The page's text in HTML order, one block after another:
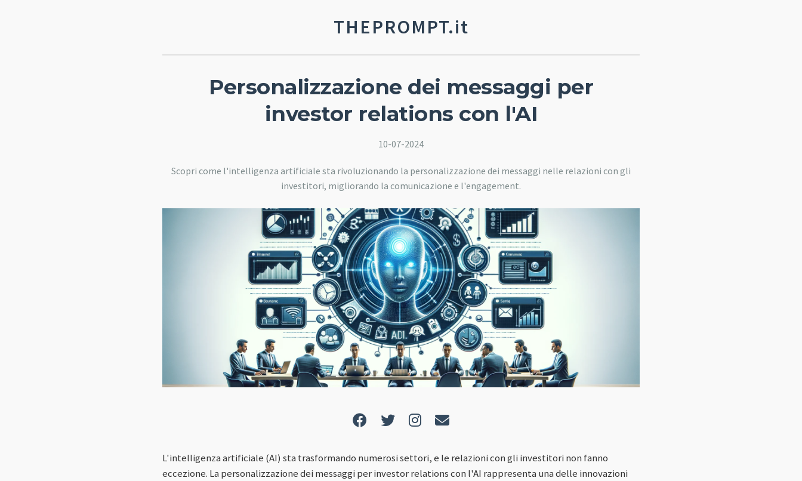
THEPROMPT.it
Personalizzazione dei messaggi per
investor relations con l'AI
10-07-2024
Scopri come l'intelligenza artificiale sta rivoluzionando la personalizzazione dei messaggi nelle relazioni con gli
investitori, migliorando la comunicazione e l'engagement.
L'intelligenza artificiale (AI) sta trasformando numerosi settori, e le relazioni con gli investitori non fanno
eccezione. La personalizzazione dei messaggi per investor relations con l'AI rappresenta una delle innovazioni